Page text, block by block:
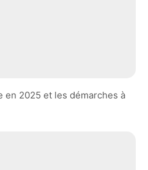
en 2025 et les démarches à